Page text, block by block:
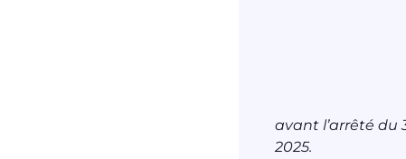
avant l’arrêté du
2025.